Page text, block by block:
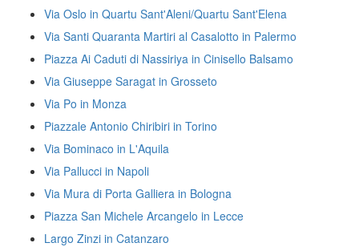
Via Oslo in Quartu Sant'Aleni/Quartu Sant'Elena
Via Santi Quaranta Martiri al Casalotto in Palermo
Piazza Ai Caduti di Nassiriya in Cinisello Balsamo
Via Giuseppe Saragat in Grosseto
Via Po in Monza
Piazzale Antonio Chiribiri in Torino
Via Bominaco in L'Aquila
Via Pallucci in Napoli
Via Mura di Porta Galliera in Bologna
Piazza San Michele Arcangelo in Lecce
Largo Zinzi in Catanzaro